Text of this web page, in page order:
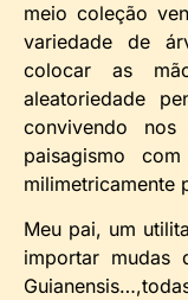
meio coleção
variedade de
colocar as
aleatoriedade
convivendo
paisagismo
milimetricamente
Meu pai, um
importar mudas